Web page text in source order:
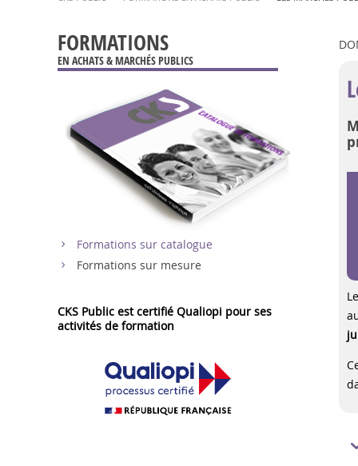
FORMATIONS
EN ACHATS & MARCHÉS PUBLICS
Formations sur catalogue
Formations sur mesure
CKS Public est certifié Qualiopi pour ses
activités de formation